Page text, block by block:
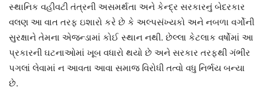
સ્થાનિક વહીવટી તંત્રની અસમર્થતા અને કેન્દ્ર સરકારનું બેદરકાર
વલણ આ વાત તરફ ઇશારો કરે છે કે અલ્પસંખ્યકો અને નબળા વર્ગોની
સુરક્ષાને તેમના એજન્ડામાં કોઈ સ્થાન નથી. છેલ્લા કેટલાક વર્ષોમાં આ
પ્રકારની ઘટનાઓમાં ખૂબ વધારો થયો છે અને સરકાર તરફથી ગંભીર
પગલાં લેવામાં ન આવતા આવા સમાજ વિરોધી તત્વો વધુ નિર્ભય બન્યા
છે.